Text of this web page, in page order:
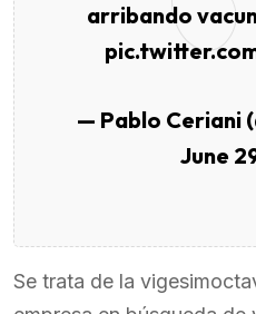
arribando
— Pablo Ceriani
June
Se trata de la